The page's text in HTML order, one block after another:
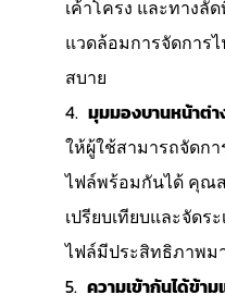
เค้าโครง และทางลั
แวดล้อมการจัดการ
สบาย
มุมมองบานหน้าต่า
ให้ผู้ใช้สามารถจัดก
ไฟล์พร้อมกันได้ คุณ
เปรียบเทียบและจัดร
ไฟล์มีประสิทธิภาพม
ความเข้ากันได้ข้า